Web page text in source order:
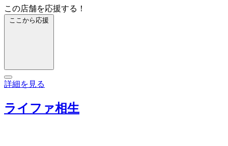
この店舗を応援する！
ここから応援
詳細を見る
ライファ相生